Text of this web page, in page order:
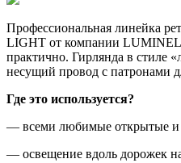
Профессиональная линейка
LIGHT от компании
практично. Гирлянда в стиле
несущий провод с патронами
Где это используется?
— всеми любимые открытые и
— освещение вдоль дорожек